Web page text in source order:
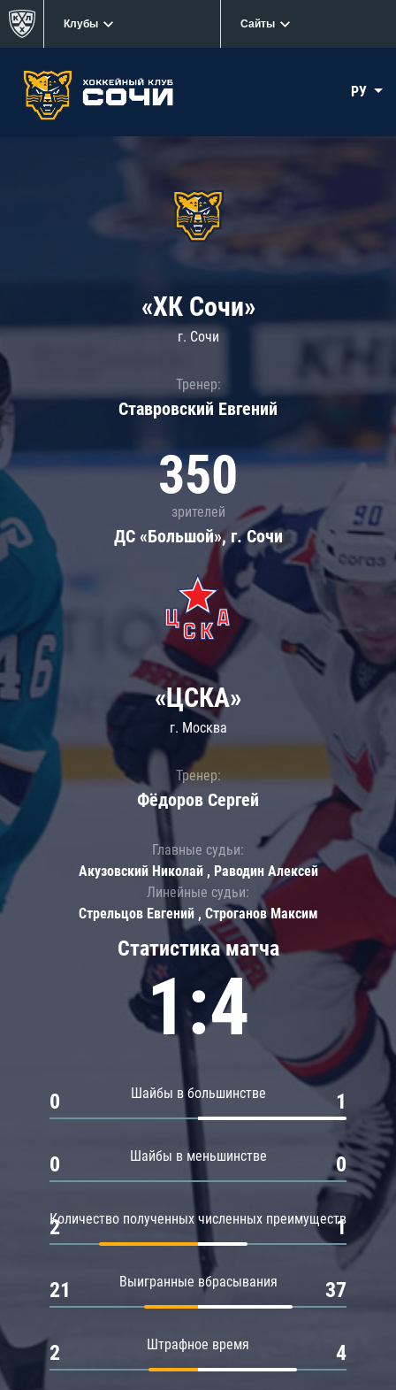
Клубы Сайты
РУ
«ХК Сочи»
г. Сочи
Тренер:
Ставровский Евгений
350
зрителей
ДС «Большой», г. Сочи
Статистика матча
1:4
Шайбы в большинстве
0 1
Шайбы в меньшинстве
0 0
Количество полученных численных преимуществ
2 1
Выигранные вбрасывания
21 37
Штрафное время
2 4
«ЦСКА»
г. Москва
Тренер:
Фёдоров Сергей
Главные судьи:
Акузовский Николай , Раводин Алексей
Линейные судьи:
Стрельцов Евгений , Строганов Максим